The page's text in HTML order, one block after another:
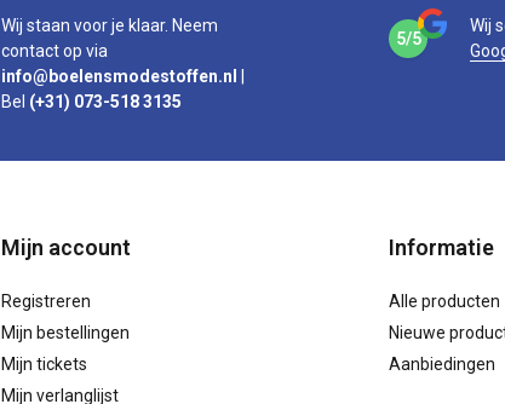
Wij staan voor je klaar. Neem
contact op via
info@boelensmodestoffen.nl
Bel (+31) 073-518 3135
5/5
Wij
Mijn account
Registreren
Mijn bestellingen
Mijn tickets
Mijn verlanglijst
Informatie
Alle producten
Nieuwe
Aanbiedingen